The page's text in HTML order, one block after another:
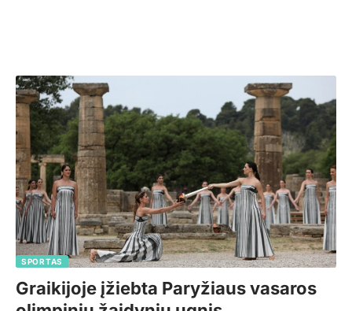
SPORTAS
Graikijoje įžiebta Paryžiaus vasaros